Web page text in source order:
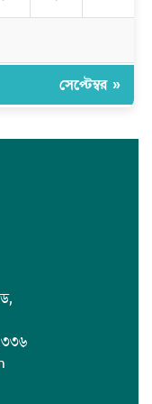
পুরস্কার বিতরণ ও বালিকা
সেপ্টেম্বর »